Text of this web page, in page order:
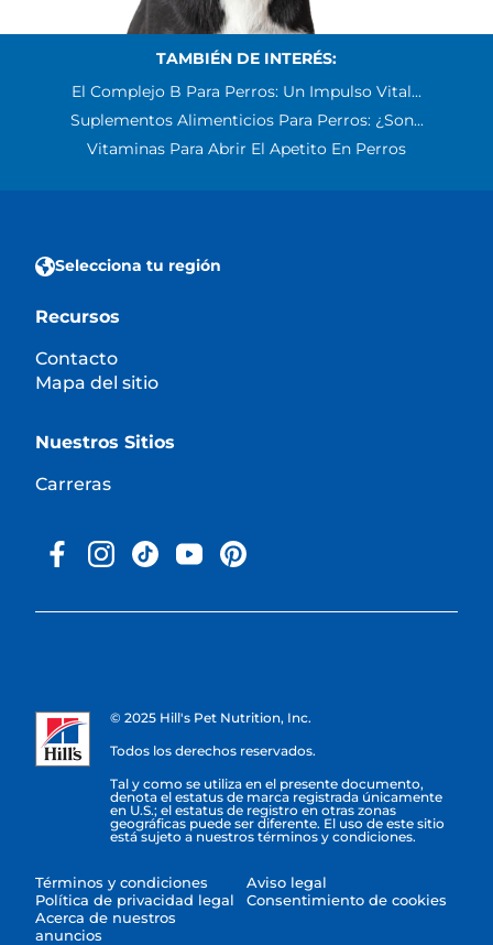
TAMBIÉN DE INTERÉS:
El Complejo B Para Perros: Un Impulso Vital...
Suplementos Alimenticios Para Perros: ¿Son...
Vitaminas Para Abrir El Apetito En Perros
Selecciona tu región
Recursos
Contacto
Mapa del sitio
Nuestros Sitios
Carreras
© 2025 Hill's Pet Nutrition, Inc.
Todos los derechos reservados.
Tal y como se utiliza en el presente documento,
denota el estatus de marca registrada únicamente
en U.S.; el estatus de registro en otras zonas
geográficas puede ser diferente. El uso de este sitio
está sujeto a nuestros términos y condiciones.
Términos y condiciones
Política de privacidad legal
Acerca de nuestros
anuncios
Aviso legal
Consentimiento de cookies